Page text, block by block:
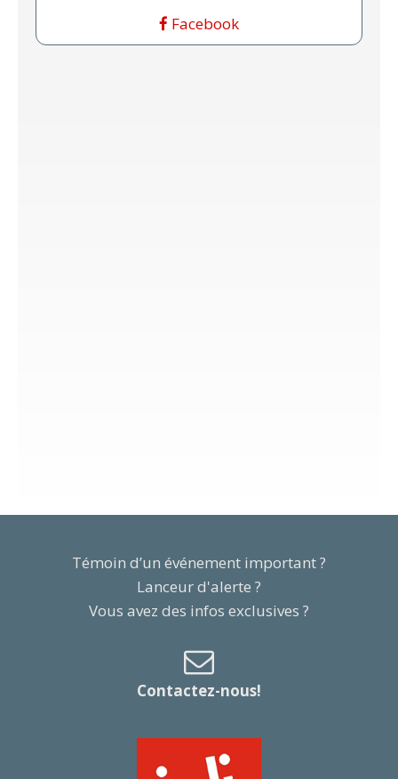
Facebook
Témoin d’un événement important ?
Lanceur d'alerte ?
Vous avez des infos exclusives ?
Contactez-nous!